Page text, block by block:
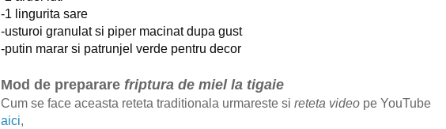
-1 lingurita sare
-usturoi granulat si piper macinat dupa gust
-putin marar si patrunjel verde pentru decor
Mod de preparare friptura de miel la tigaie
Cum se face aceasta reteta traditionala urmareste si reteta video pe YouTube
aici,